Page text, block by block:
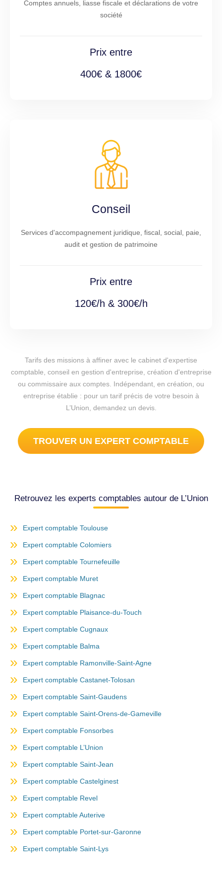
Comptes annuels, liasse fiscale et déclarations de votre
société
Prix entre
400€ & 1800€
Conseil
Services d'accompagnement juridique, fiscal, social, paie,
audit et gestion de patrimoine
Prix entre
120€/h & 300€/h
Tarifs des missions à affiner avec le cabinet d'expertise
comptable, conseil en gestion d'entreprise, création d'entreprise
ou commissaire aux comptes. Indépendant, en création, ou
entreprise établie : pour un tarif précis de votre besoin à
L’Union, demandez un devis.
TROUVER UN EXPERT COMPTABLE
Retrouvez les experts comptables autour de L’Union
Expert comptable Toulouse
Expert comptable Colomiers
Expert comptable Tournefeuille
Expert comptable Muret
Expert comptable Blagnac
Expert comptable Plaisance-du-Touch
Expert comptable Cugnaux
Expert comptable Balma
Expert comptable Ramonville-Saint-Agne
Expert comptable Castanet-Tolosan
Expert comptable Saint-Gaudens
Expert comptable Saint-Orens-de-Gameville
Expert comptable Fonsorbes
Expert comptable L’Union
Expert comptable Saint-Jean
Expert comptable Castelginest
Expert comptable Revel
Expert comptable Auterive
Expert comptable Portet-sur-Garonne
Expert comptable Saint-Lys